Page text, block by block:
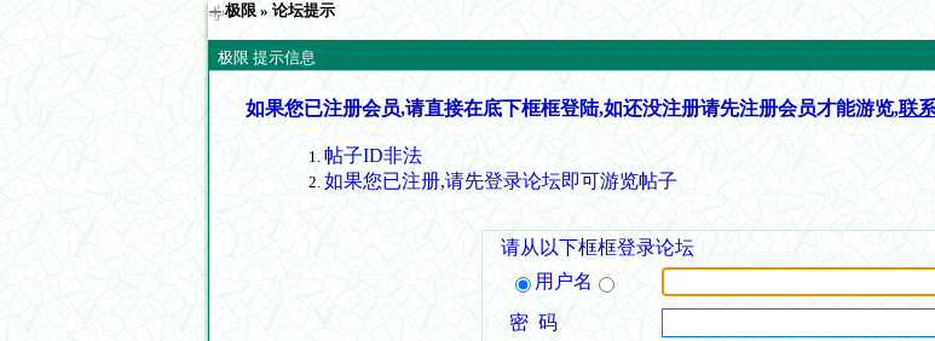
极限 » 论坛提示
极限 提示信息
如果您已注册会员,请直接在底下框框登陆,如还没注册请先注册会员才能游览,联
帖子ID非法
如果您已注册,请先登录论坛即可游览帖子
请从以下框框登录论坛
用户名
密 码